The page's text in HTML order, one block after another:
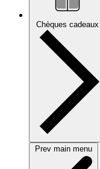
Chèques cadeaux
Prev main menu